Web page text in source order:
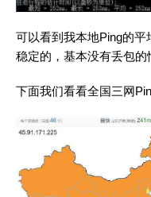
可以看到我本地Ping的
稳定的，基本没有丢包的
下面我们看看全国三网